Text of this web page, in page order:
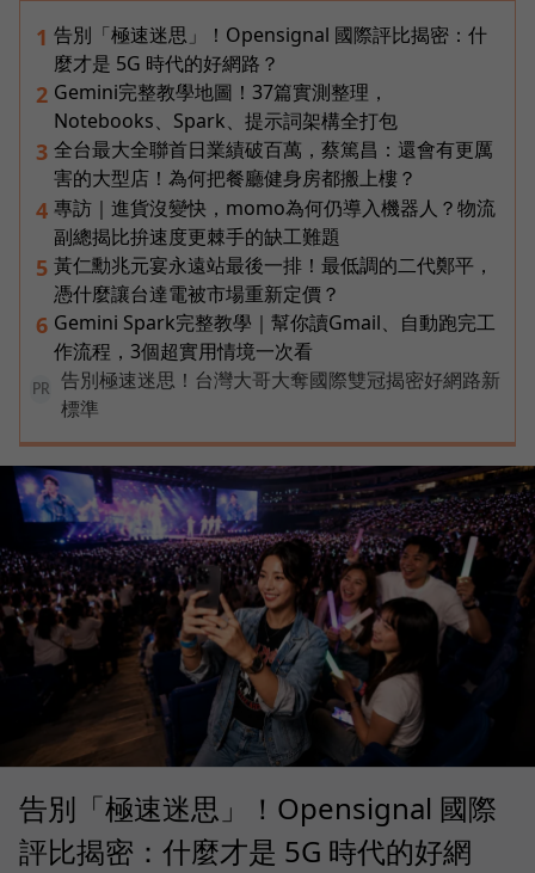
1 告別「極速迷思」！Opensignal 國際評比揭密：什
麼才是 5G 時代的好網路？
2 Gemini完整教學地圖！37篇實測整理，
Notebooks、Spark、提示詞架構全打包
3 全台最大全聯首日業績破百萬，蔡篤昌：還會有更厲
害的大型店！為何把餐廳健身房都搬上樓？
4 專訪｜進貨沒變快，momo為何仍導入機器人？物流
副總揭比拚速度更棘手的缺工難題
5 黃仁勳兆元宴永遠站最後一排！最低調的二代鄭平，
憑什麼讓台達電被市場重新定價？
6 Gemini Spark完整教學｜幫你讀Gmail、自動跑完工
作流程，3個超實用情境一次看
PR
告別極速迷思！台灣大哥大奪國際雙冠揭密好網路新
標準
告別「極速迷思」！Opensignal 國際
評比揭密：什麼才是 5G 時代的好網